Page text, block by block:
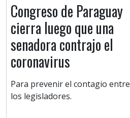
Congreso de Paraguay
cierra luego que una
senadora contrajo el
coronavirus
Para prevenir el contagio entre
los legisladores.